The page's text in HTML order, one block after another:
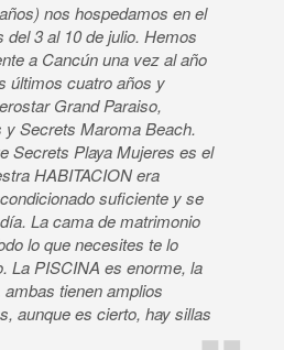
nos hospedamos en el
del 3 al 10 de julio. Hemos
a Cancún una vez al año
últimos cuatro años y
Grand Paraiso,
Secrets Maroma Beach.
Secrets Playa Mujeres es el
HABITACION era
suficiente y se
La cama de matrimonio
lo que necesites te lo
La PISCINA es enorme, la
tienen amplios
aunque es cierto, hay sillas